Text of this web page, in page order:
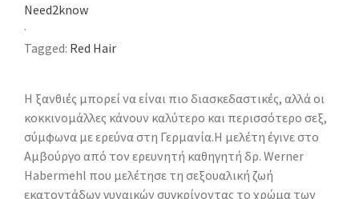
Need2know
·
Tagged: Red Hair
Η ξανθιές μπορεί να είναι πιο διασκεδαστικές, αλλά οι
κοκκινομάλλες κάνουν καλύτερο και περισσότερο σεξ,
σύμφωνα με ερεύνα στη Γερμανία.Η μελέτη έγινε στο
Αμβούργο από τον ερευνητή καθηγητή δρ. Werner
Habermehl που μελέτησε τη σεξουαλική ζωή
εκατοντάδων γυναικών συγκρίνοντας το χρώμα των